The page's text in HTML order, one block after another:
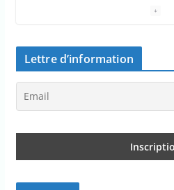
mercredi, 22 juillet 2026, 11h11:26
“Un lieu climatisé à moins de
mercredi, 22 juillet 2026, 10h10:26
Le rapport d’une association
en gynécologie
mercredi, 22 juillet 2026, 9h09:27
Lettre d’information